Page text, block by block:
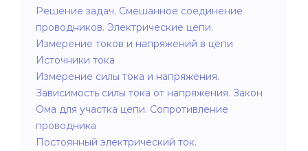
Решение задач. Смешанное соединение
проводников. Электрические цепи.
Измерение токов и напряжений в цепи
Источники тока
Измерение силы тока и напряжения.
Зависимость силы тока от напряжения. Закон
Ома для участка цепи. Сопротивление
проводника
Постоянный электрический ток.